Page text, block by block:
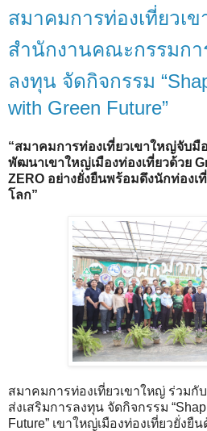
สมาคมการท่องเที่ยวเ
สำนักงานคณะกรรมกา
ลงทุน จัดกิจกรรม
with Green Future”
“สมาคมการท่องเที่ยวเขาใหญ่จับ
พัฒนาเขาใหญ่เมืองท่องเที่ยวด้วย
ZERO อย่างยั่งยืนพร้อมดึงนักท่องเ
โลก”
สมาคมการท่องเที่ยวเขาใหญ่ ร่วม
ส่งเสริมการลงทุน จัดกิจกรรม
Future” เขาใหญ่เมืองท่องเที่ยวยั่งยื